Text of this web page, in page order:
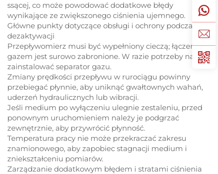
ssącej, co może powodować dodatkowe błędy
wynikające ze zwiększonego ciśnienia ujemnego.
Główne punkty dotyczące obsługi i ochrony podczas
dezaktywacji
Przepływomierz musi być wypełniony cieczą; łączenie z
gazem jest surowo zabronione. W razie potrzeby należy
zainstalować separator gazu.
Zmiany prędkości przepływu w rurociągu powinny
przebiegać płynnie, aby uniknąć gwałtownych wahań,
uderzeń hydraulicznych lub wibracji.
Jeśli medium po wyłączeniu ulegnie zestaleniu, przed
ponownym uruchomieniem należy je podgrzać
zewnętrznie, aby przywrócić płynność.
Temperatura pracy nie może przekraczać zakresu
znamionowego, aby zapobiec stagnacji medium i
zniekształceniu pomiarów.
Zarządzanie dodatkowym błędem i stratami ciśnienia